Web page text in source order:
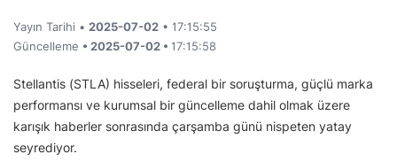
Yayın Tarihi • 2025-07-02 • 17:15:55
Güncelleme • 2025-07-02 • 17:15:58
Stellantis (STLA) hisseleri, federal bir soruşturma, güçlü marka
performansı ve kurumsal bir güncelleme dahil olmak üzere
karışık haberler sonrasında çarşamba günü nispeten yatay
seyrediyor.